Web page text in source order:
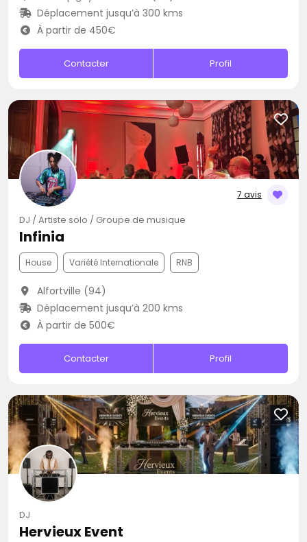
Déplacement jusqu’à 300 kms
À partir de 450€
Contacter Profil
7 avis
DJ / Artiste solo / Groupe de musique
Infinia
House Variété Internationale RNB
Alfortville (94)
Déplacement jusqu’à 200 kms
À partir de 500€
Contacter Profil
DJ
Hervieux Event